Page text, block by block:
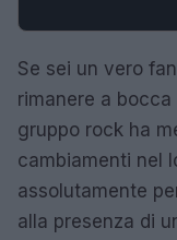
Se sei un vero
rimanere a
gruppo rock ha
cambiamenti nel
assolutamente
alla presenza di